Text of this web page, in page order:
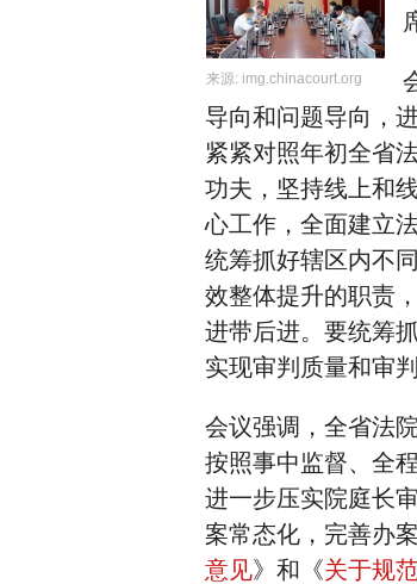
来源: img.chinacourt.org
导向和问题导向，
紧紧对照年初全省
功夫，坚持线上和
心工作，全面建立
统筹抓好辖区内不
效整体提升的职责
进带后进。要统筹
实现审判质量和审
会议强调，全省法
按照事中监督、全
进一步压实院庭长
案常态化，完善办
意见》和《关于规